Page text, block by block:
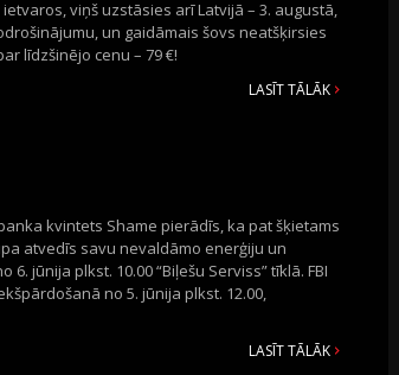
viņš uzstāsies arī Latvijā – 3. augustā,
un gaidāmais šovs neatšķirsies
līdzšinējo cenu – 79 €!
LASĪT TĀLĀK
kvintets Shame pierādīs, ka pat šķietams
atvedīs savu nevaldāmo enerģiju un
jūnija plkst. 10.00 “Biļešu Serviss” tīklā. FBI
no 5. jūnija plkst. 12.00,
LASĪT TĀLĀK